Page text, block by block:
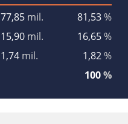
77,85 mil. 81,53%
15,90 mil. 16,65%
1,74 mil. 1,82%
100%